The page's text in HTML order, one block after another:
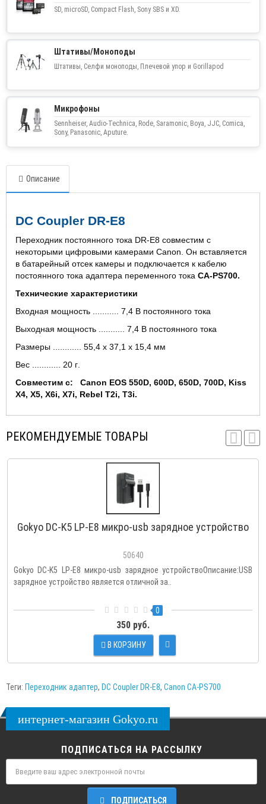
SD, microSD, Compact Flash, Sony SBS и XD.
Штативы/Моноподы
Штативы, Селфи моноподы, Плечевой упор и Gorillapod
Микрофоны
Sennheiser, Audio-Technica, Rode, Saramonic, Boya, JJC, Comica,
Sony, Panasonic, Aputure.
Описание
DC Coupler DR-E8
Переходник постоянного тока DR-E8 совместим с
некоторыми цифровыми камерами Canon. Он вставляется
в батарейный отсек камеры и подключается к кабелю
постоянного тока адаптера переменного тока CA-PS700.
Технические характеристики
Входная мощность ........... 7,4 В постоянного тока
Выходная мощность ........... 7,4 В постоянного тока
Размеры ............ 55,4 х 37,1 х 15,4 мм
Вес ............ 20 г
Совместим с: Canon EOS 550D, 600D, 650D, 700D, Kiss
X4, X5, X6i, X7i, Rebel T2i, T3i.
РЕКОМЕНДУЕМЫЕ ТОВАРЫ
Gokyo DC-K5 LP-E8 микро-usb зарядное устройство
50640
Gokyo DC-K5 LP-E8 микро-usb зарядное устройствоОписание:USB
зарядное устройство является отличной за..
0
350 руб.
В КОРЗИНУ
Теги: Переходник адаптер, DC Coupler DR-E8, Canon CA-PS700
интернет-магазин Gokyo.ru
ПОДПИСАТЬСЯ НА РАССЫЛКУ
ПОДПИСАТЬСЯ